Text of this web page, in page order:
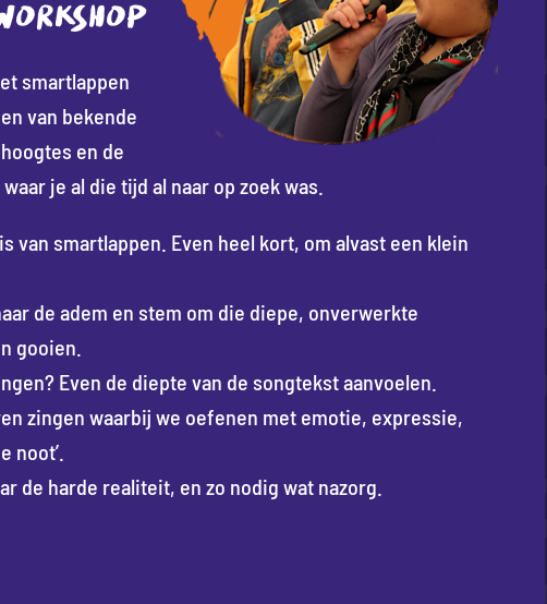
smartlappen
van bekende
en de
je al die tijd al naar op zoek was.
van smartlappen. Even heel kort, om alvast een klein
de adem en stem om die diepe, onverwerkte
gooien.
Even de diepte van de songtekst aanvoelen.
zingen waarbij we oefenen met emotie, expressie,
noot’.
de harde realiteit, en zo nodig wat nazorg.